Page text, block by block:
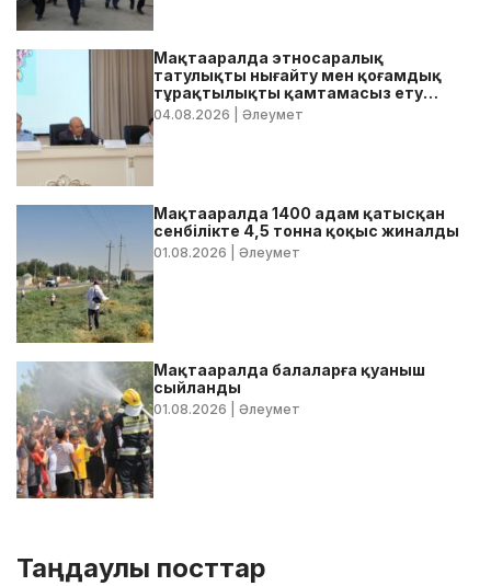
Мақтааралда этносаралық
татулықты нығайту мен қоғамдық
тұрақтылықты қамтамасыз ету
бойынша жедел кеңес өтті
04.08.2026 | Әлеумет
Мақтааралда 1400 адам қатысқан
сенбілікте 4,5 тонна қоқыс жиналды
01.08.2026 | Әлеумет
Мақтааралда балаларға қуаныш
сыйланды
01.08.2026 | Әлеумет
Таңдаулы посттар